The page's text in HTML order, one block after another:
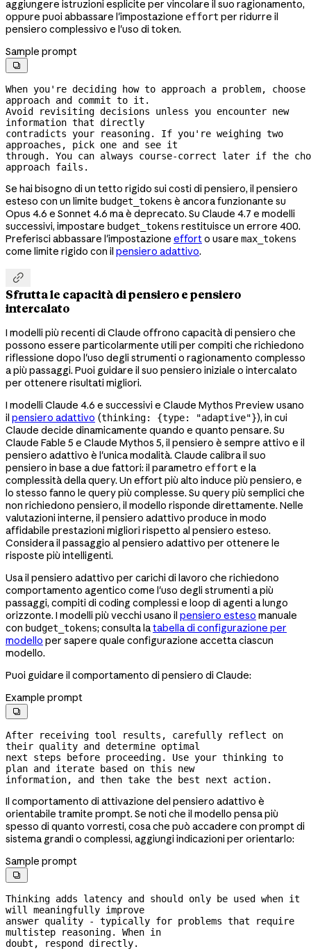
aggiungere istruzioni esplicite per vincolare il suo ragionamento,
oppure puoi abbassare l'impostazione effort per ridurre il
pensiero complessivo e l'uso di token.
Sample prompt

When you're deciding how to approach a problem, choose
approach and commit to it.
Avoid revisiting decisions unless you encounter new
information that directly
contradicts your reasoning. If you're weighing two
approaches, pick one and see it
through. You can always course-correct later if the
approach fails.
Se hai bisogno di un tetto rigido sui costi di pensiero, il pensiero
esteso con un limite budget_tokens è ancora funzionante su
Opus 4.6 e Sonnet 4.6 ma è deprecato. Su Claude 4.7 e modelli
successivi, impostare budget_tokens restituisce un errore 400.
Preferisci abbassare l'impostazione effort o usare max_tokens
come limite rigido con il pensiero adattivo.

Sfrutta le capacità di pensiero e pensiero
intercalato
I modelli più recenti di Claude offrono capacità di pensiero che
possono essere particolarmente utili per compiti che richiedono
riflessione dopo l'uso degli strumenti o ragionamento complesso
a più passaggi. Puoi guidare il suo pensiero iniziale o intercalato
per ottenere risultati migliori.
I modelli Claude 4.6 e successivi e Claude Mythos Preview usano
il pensiero adattivo (thinking: {type: "adaptive"}), in cui
Claude decide dinamicamente quando e quanto pensare. Su
Claude Fable 5 e Claude Mythos 5, il pensiero è sempre attivo e il
pensiero adattivo è l'unica modalità. Claude calibra il suo
pensiero in base a due fattori: il parametro effort e la
complessità della query. Un effort più alto induce più pensiero, e
lo stesso fanno le query più complesse. Su query più semplici che
non richiedono pensiero, il modello risponde direttamente. Nelle
valutazioni interne, il pensiero adattivo produce in modo
affidabile prestazioni migliori rispetto al pensiero esteso.
Considera il passaggio al pensiero adattivo per ottenere le
risposte più intelligenti.
Usa il pensiero adattivo per carichi di lavoro che richiedono
comportamento agentico come l'uso degli strumenti a più
passaggi, compiti di coding complessi e loop di agenti a lungo
orizzonte. I modelli più vecchi usano il pensiero esteso manuale
con budget_tokens; consulta latabella di configurazione per
modello per sapere quale configurazione accetta ciascun
modello.
Puoi guidare il comportamento di pensiero di Claude:
Example prompt

After receiving tool results, carefully reflect on
their quality and determine optimal
next steps before proceeding. Use your thinking to
plan and iterate based on this new
information, and then take the best next action.
Il comportamento di attivazione del pensiero adattivo è
orientabile tramite prompt. Se noti che il modello pensa più
spesso di quanto vorresti, cosa che può accadere con prompt di
sistema grandi o complessi, aggiungi indicazioni per orientarlo:
Sample prompt

Thinking adds latency and should only be used when it
will meaningfully improve
answer quality - typically for problems that require
multistep reasoning. When in
doubt, respond directly.